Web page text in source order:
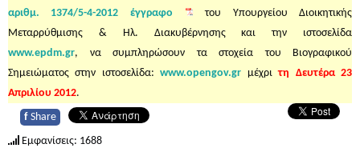
αριθμ. 1374/5-4-2012 έγγραφο
του Υπουργείου Διοικητικής
Μεταρρύθμισης & Ηλ. Διακυβέρνησης και την ιστοσελίδα
www.epdm.gr, να συμπληρώσουν τα στοχεία του Βιογραφικού
Σημειώματος στην ιστοσελίδα:www.opengov.gr μέχριτη Δευτέρα 23
Απριλίου 2012.
f Share
Εμφανίσεις: 1688